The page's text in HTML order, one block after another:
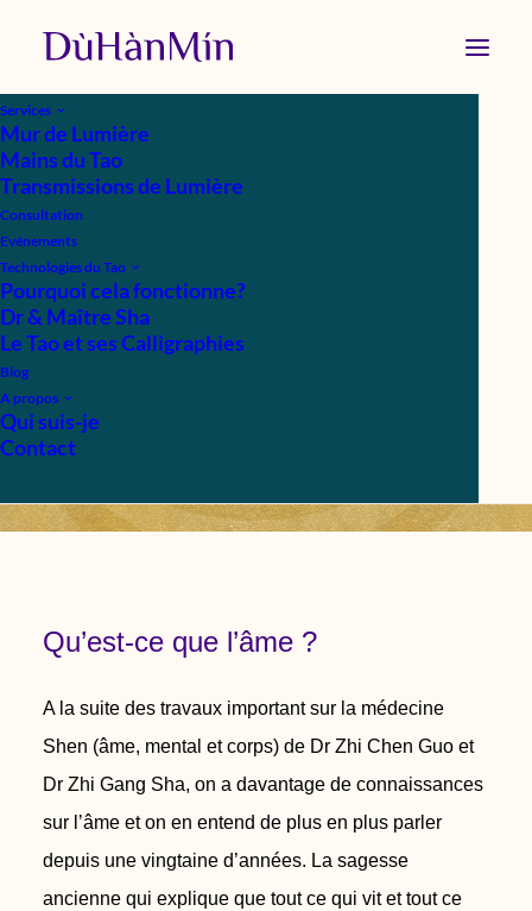
Services
Mur de Lumière
Mains du Tao
Transmissions de Lumière
Consultation
Evénements
Technologies du Tao
Pourquoi cela fonctionne?
Dr & Maître Sha
Le Tao et ses Calligraphies
Blog
A propos
Qui suis-je
Contact
Les Pouvoirs de l'Âme
| INSAGESSES |
Qu’est-ce que l’âme ?
A la suite des travaux important sur la médecine
Shen (âme, mental et corps) de Dr Zhi Chen Guo et
Dr Zhi Gang Sha, on a davantage de connaissances
sur l’âme et on en entend de plus en plus parler
depuis une vingtaine d’années. La sagesse
ancienne qui explique que tout ce qui vit et tout ce